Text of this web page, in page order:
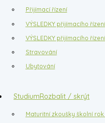
Přijímací řízení
VÝSLEDKY přijímacího
VÝSLEDKY přijímacího
Stravování
Ubytování
StudiumRozbalit / skrýt
Maturitní zkoušky školní